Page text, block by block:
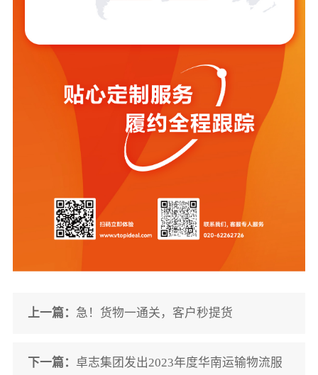
上一篇： 急！货物一通关，客户秒提货
下一篇： 卓志集团发出2023年度华南运输物流服